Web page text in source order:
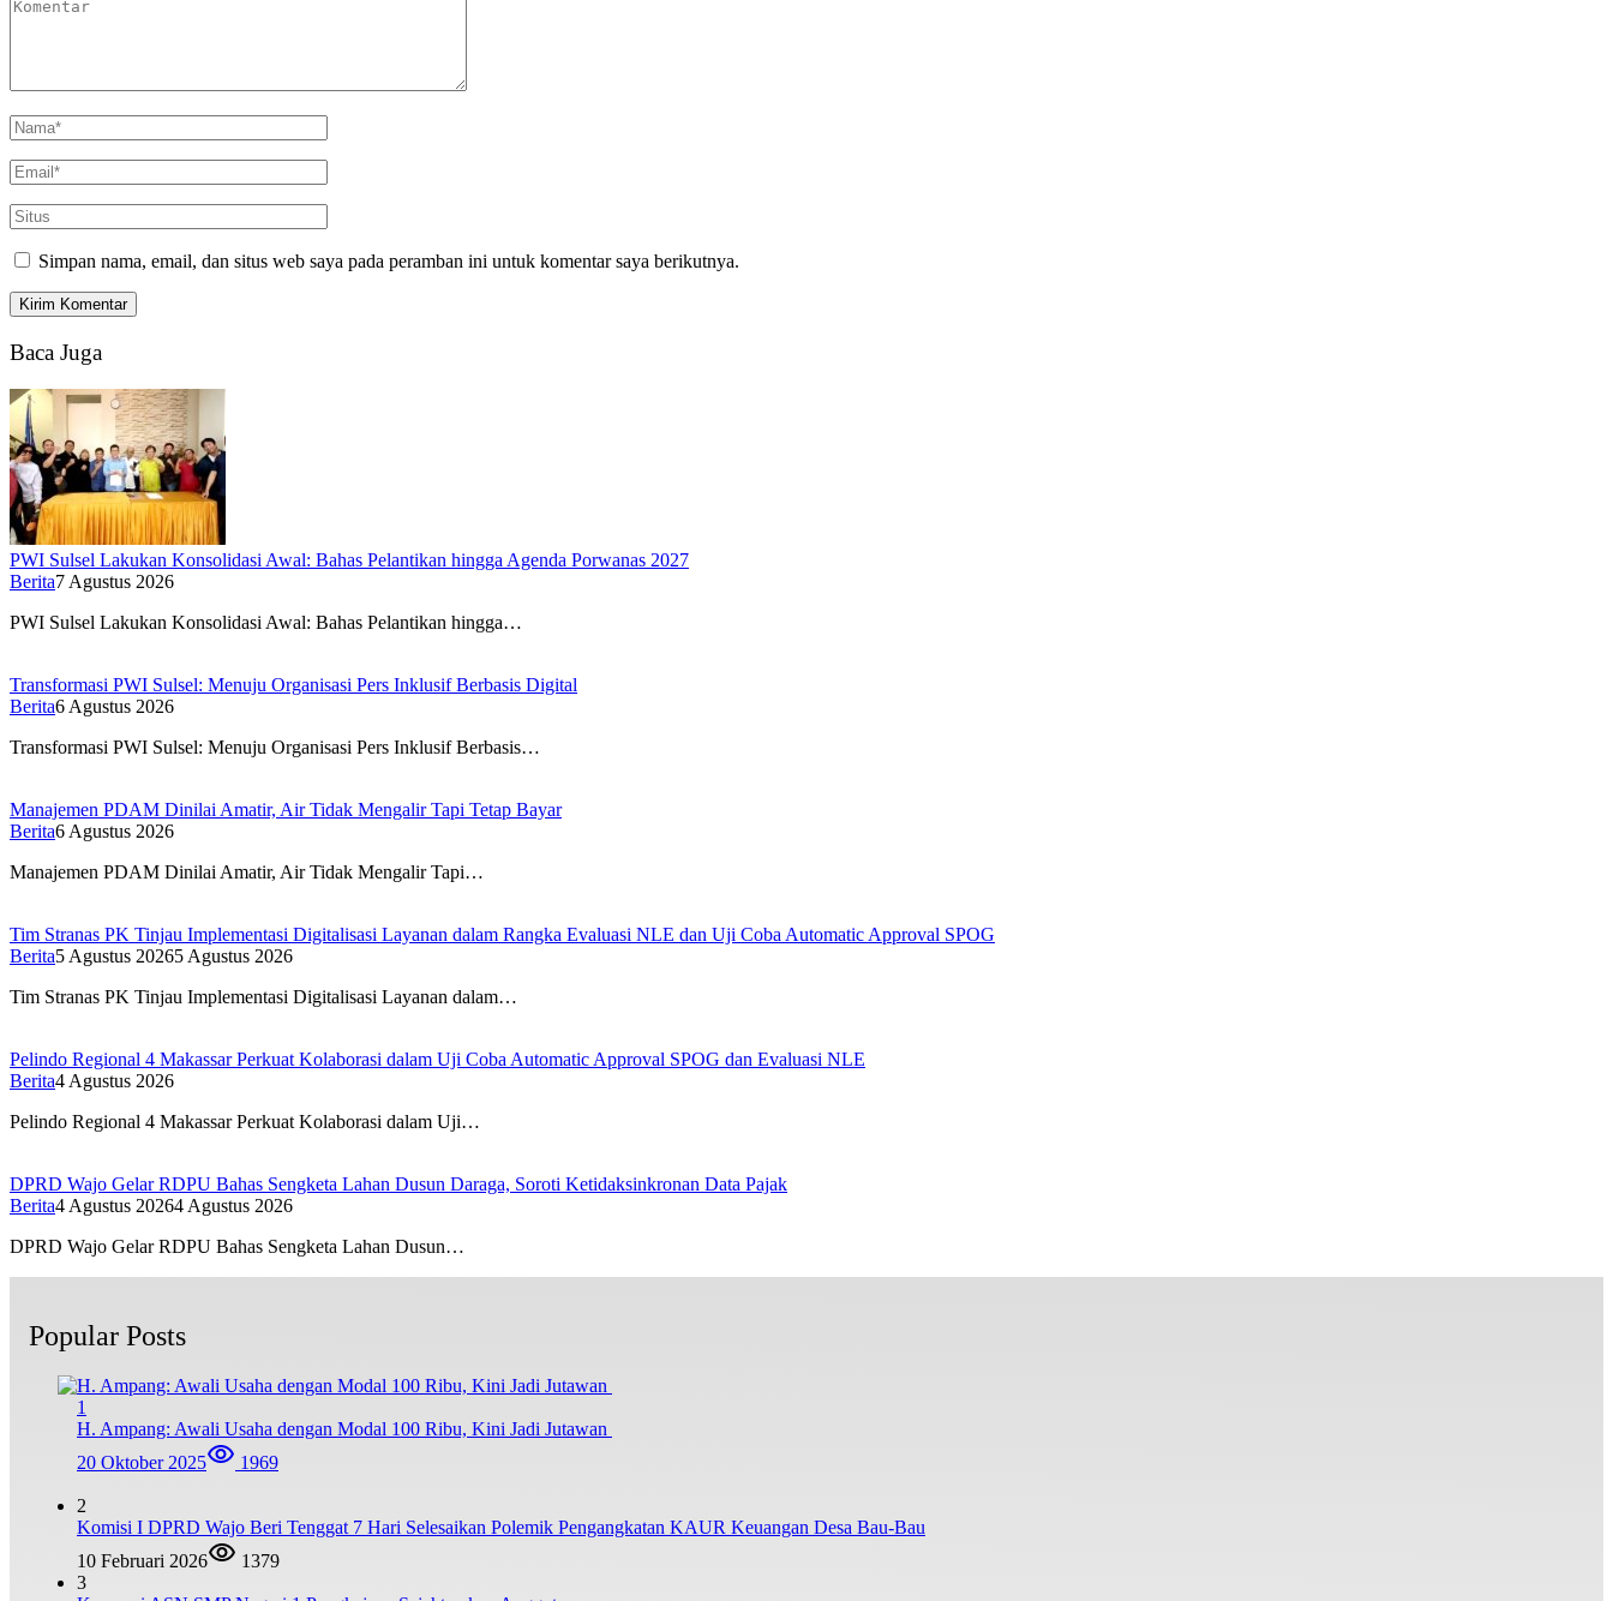
Simpan nama, email, dan situs web saya pada peramban ini untuk komentar saya berikutnya.
Baca Juga
PWI Sulsel Lakukan Konsolidasi Awal: Bahas Pelantikan hingga Agenda Porwanas 2027
Berita7 Agustus 2026
PWI Sulsel Lakukan Konsolidasi Awal: Bahas Pelantikan hingga…
Transformasi PWI Sulsel: Menuju Organisasi Pers Inklusif Berbasis Digital
Berita6 Agustus 2026
Transformasi PWI Sulsel: Menuju Organisasi Pers Inklusif Berbasis…
Manajemen PDAM Dinilai Amatir, Air Tidak Mengalir Tapi Tetap Bayar
Berita6 Agustus 2026
Manajemen PDAM Dinilai Amatir, Air Tidak Mengalir Tapi…
Tim Stranas PK Tinjau Implementasi Digitalisasi Layanan dalam Rangka Evaluasi NLE dan Uji Coba Automatic Approval SPOG
Berita5 Agustus 20265 Agustus 2026
Tim Stranas PK Tinjau Implementasi Digitalisasi Layanan dalam…
Pelindo Regional 4 Makassar Perkuat Kolaborasi dalam Uji Coba Automatic Approval SPOG dan Evaluasi NLE
Berita4 Agustus 2026
Pelindo Regional 4 Makassar Perkuat Kolaborasi dalam Uji…
DPRD Wajo Gelar RDPU Bahas Sengketa Lahan Dusun Daraga, Soroti Ketidaksinkronan Data Pajak
Berita4 Agustus 20264 Agustus 2026
DPRD Wajo Gelar RDPU Bahas Sengketa Lahan Dusun…
Popular Posts
1
H. Ampang: Awali Usaha dengan Modal 100 Ribu, Kini Jadi Jutawan
20 Oktober 2025
1969
2
Komisi I DPRD Wajo Beri Tenggat 7 Hari Selesaikan Polemik Pengangkatan KAUR Keuangan Desa Bau-Bau
10 Februari 2026
1379
3